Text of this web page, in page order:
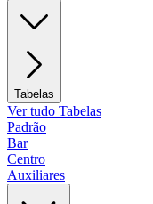
Tabelas
Ver tudo Tabelas
Padrão
Bar
Centro
Auxiliares